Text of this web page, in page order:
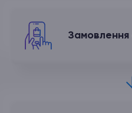
Замовлення